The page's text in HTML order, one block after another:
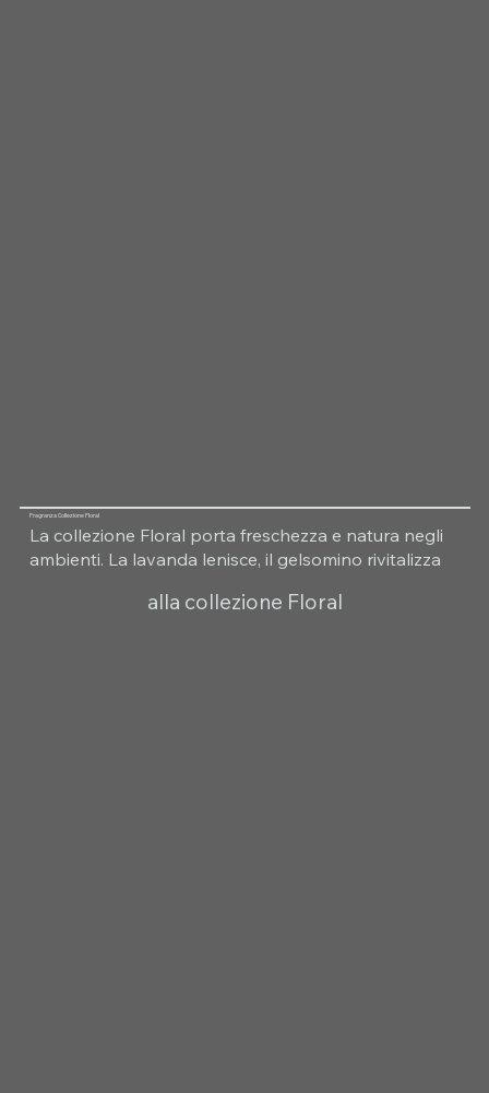
Fragranza Collezione Floral
La collezione Floral porta freschezza e natura negli
ambienti. La lavanda lenisce, il gelsomino rivitalizza
alla collezione Floral